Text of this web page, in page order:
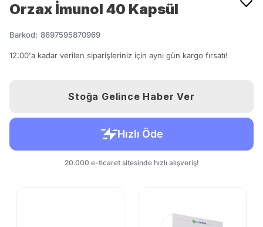
Orzax İmunol 40 Kapsül
Barkod: 8697595870969
12:00'a kadar verilen siparişleriniz için aynı gün kargo fırsatı!
Stoğa Gelince Haber Ver